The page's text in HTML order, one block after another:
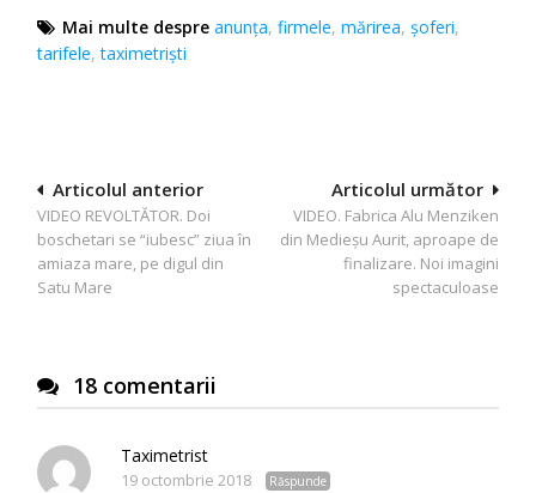
Mai multe despre anunța,firmele,mărirea,şoferi,
tarifele,taximetrişti
Navigare
în
articole
Articolul următor
VIDEO. Fabrica Alu Menziken
din Medieşu Aurit, aproape de
finalizare. Noi imagini
spectaculoase
Articolul anterior
VIDEO REVOLTĂTOR. Doi
boschetari se “iubesc” ziua în
amiaza mare, pe digul din
Satu Mare
18 comentarii
Taximetrist
19 octombrie 2018 Răspunde